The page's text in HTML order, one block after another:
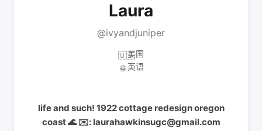
Laura
@ivyandjuniper
🇺🇸美国
🌐 英语
life and such! 1922 cottage redesign oregon
coast 🌊 ✉️: laurahawkinsugc@gmail.com